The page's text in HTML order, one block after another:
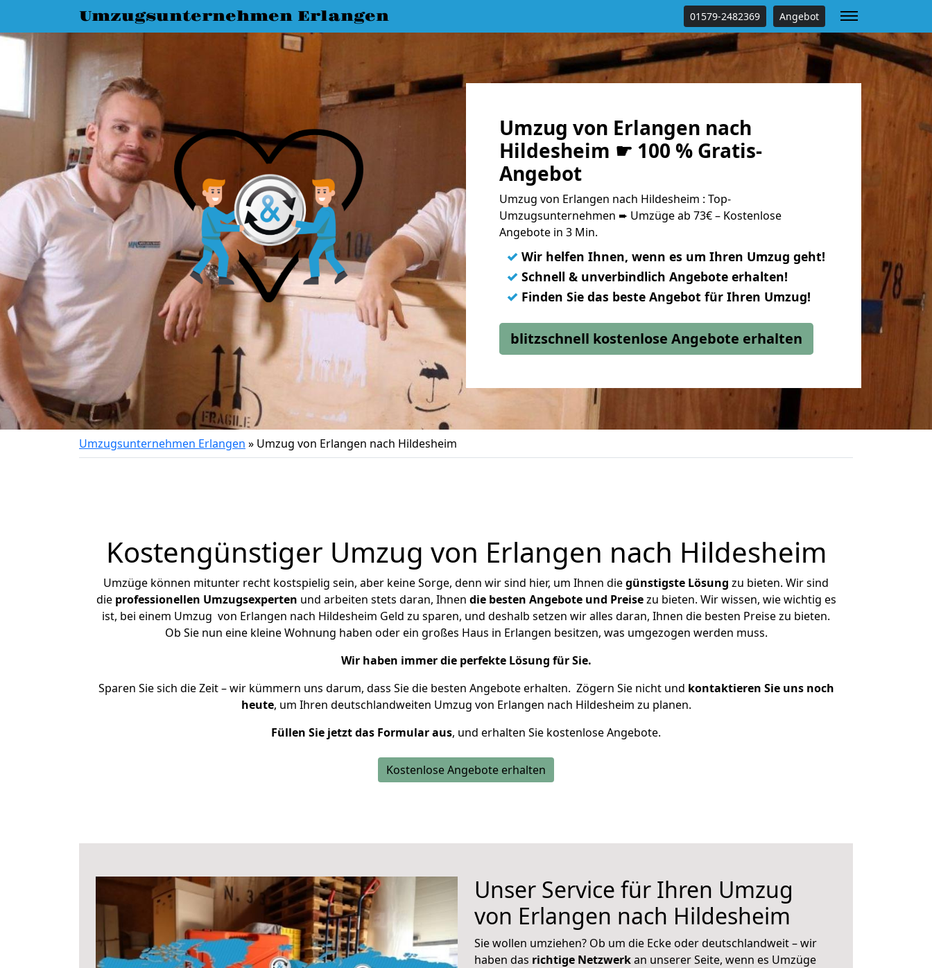
Umzugsunternehmen Erlangen 01579-2482369 Angebot
Umzug von Erlangen nach
Hildesheim ☛ 100 % Gratis-
Angebot
Umzug von Erlangen nach Hildesheim : Top-
Umzugsunternehmen ➨ Umzüge ab 73€ – Kostenlose
Angebote in 3 Min.
✓ Wir helfen Ihnen, wenn es um Ihren Umzug geht!
✓ Schnell & unverbindlich Angebote erhalten!
✓ Finden Sie das beste Angebot für Ihren Umzug!
blitzschnell kostenlose Angebote erhalten
Umzugsunternehmen Erlangen » Umzug von Erlangen nach Hildesheim
Kostengünstiger Umzug von Erlangen nach Hildesheim
Umzüge können mitunter recht kostspielig sein, aber keine Sorge, denn wir sind hier, um Ihnen diegünstigste Lösung zu bieten. Wir sind
die professionellen Umzugsexperten und arbeiten stets daran, Ihnen die besten Angebote und Preisezu bieten. Wir wissen, wie wichtig es
ist, bei einem Umzug von Erlangen nach Hildesheim Geld zu sparen, und deshalb setzen wir alles daran, Ihnen die besten Preise zu bieten.
Ob Sie nun eine kleine Wohnung haben oder ein großes Haus in Erlangen besitzen, was umgezogen werden muss.
Wir haben immer die perfekte Lösung für Sie.
Sparen Sie sich die Zeit – wir kümmern uns darum, dass Sie die besten Angebote erhalten. Zögern Sie nicht und kontaktieren Sie uns noch
heute, um Ihren deutschlandweiten Umzug von Erlangen nach Hildesheim zu planen.
Füllen Sie jetzt das Formular aus, und erhalten Sie kostenlose Angebote.
Kostenlose Angebote erhalten
Unser Service für Ihren Umzug
von Erlangen nach Hildesheim
Sie wollen umziehen? Ob um die Ecke oder deutschlandweit – wir
haben das richtige Netzwerkan unserer Seite, wenn es Umzüge